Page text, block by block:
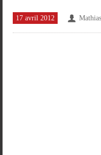
17 avril 2012